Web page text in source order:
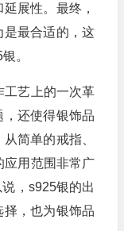
展性。最终，
是最合适的，这
。
工艺上的一次革
还使得银饰品
简单的戒指、
应用范围非常广
，s925银的出
，也为银饰品